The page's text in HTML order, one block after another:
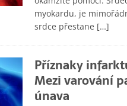
myokardu, je
srdce přestane […]
Příznaky
Mezi varování
únava